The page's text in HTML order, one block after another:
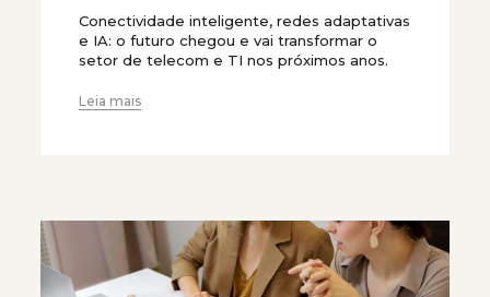
Conectividade inteligente, redes adaptativas
e IA: o futuro chegou e vai transformar o
setor de telecom e TI nos próximos anos.
Leia mais